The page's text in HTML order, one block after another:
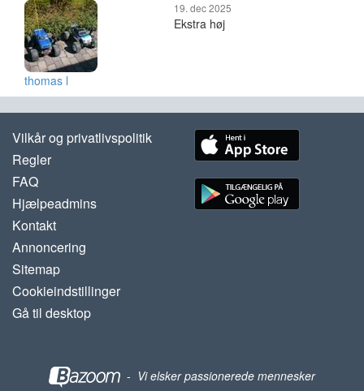
thomas l
19. dec 2025
Ekstra høj
Vilkår og privatlivspolitik
Regler
FAQ
Hjælpeadmins
Kontakt
Annoncering
Sitemap
Cookieindstillinger
Gå til desktop
- Vi elsker passionerede mennesker